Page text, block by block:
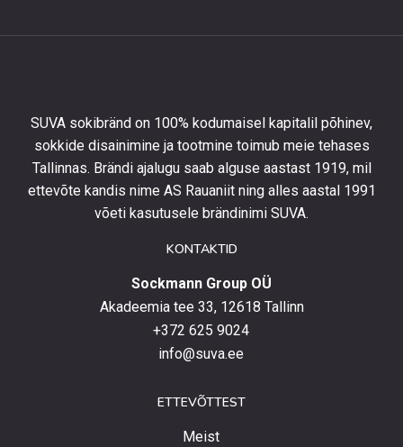
kursis
uusimate
toodetega,
eripakkumistega
SUVA sokibränd on 100% kodumaisel kapitalil põhinev,
sokkide disainimine ja tootmine toimub meie tehases
Tallinnas. Brändi ajalugu saab alguse aastast 1919, mil
ettevõte kandis nime AS Rauaniit ning alles aastal 1991
võeti kasutusele brändinimi SUVA.
KONTAKTID
Sockmann Group OÜ
Akadeemia tee 33, 12618 Tallinn
+372 625 9024
info@suva.ee
ETTEVÕTTEST
Meist